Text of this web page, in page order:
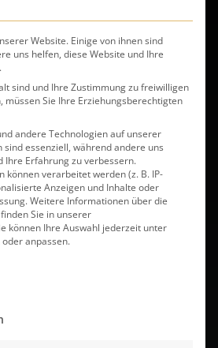
Website. Einige von ihnen sind
uns helfen, diese Website und Ihre
sind und Ihre Zustimmung zu freiwilligen
müssen Sie Ihre Erziehungsberechtigten
andere Technologien auf unserer
sind essenziell, während andere uns
Ihre Erfahrung zu verbessern.
können verarbeitet werden (z. B. IP-
Anzeigen und Inhalte oder
Weitere Informationen über die
Sie in unserer
können Ihre Auswahl jederzeit unter
anpassen.
Service-Gruppen, für die eine